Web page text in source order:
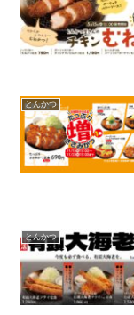
とんかつ
とんかつ